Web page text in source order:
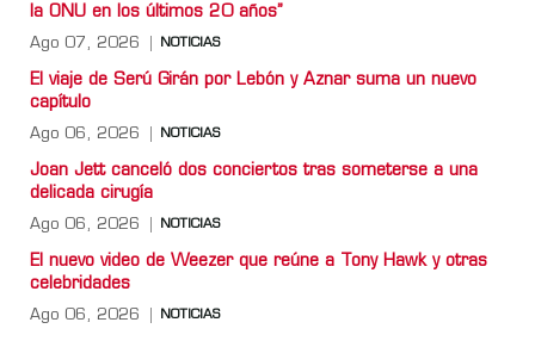
la ONU en los últimos 20 años”
Ago 07, 2026 NOTICIAS
El viaje de Serú Girán por Lebón y Aznar suma un nuevo
capítulo
Ago 06, 2026 NOTICIAS
Joan Jett canceló dos conciertos tras someterse a una
delicada cirugía
Ago 06, 2026 NOTICIAS
El nuevo video de Weezer que reúne a Tony Hawk y otras
celebridades
Ago 06, 2026 NOTICIAS